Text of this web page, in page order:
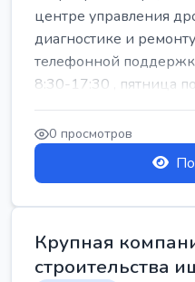
центре управления
диагностике и
телефонной
8:30-17:30 , пятница
0 просмотров
Крупная
строительства